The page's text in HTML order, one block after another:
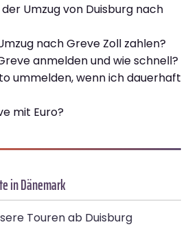
Umzug von Duisburg nach
nach Greve Zoll zahlen?
anmelden und wie schnell?
ummelden, wenn ich dauerhaft
mit Euro?
in Dänemark
Touren ab Duisburg